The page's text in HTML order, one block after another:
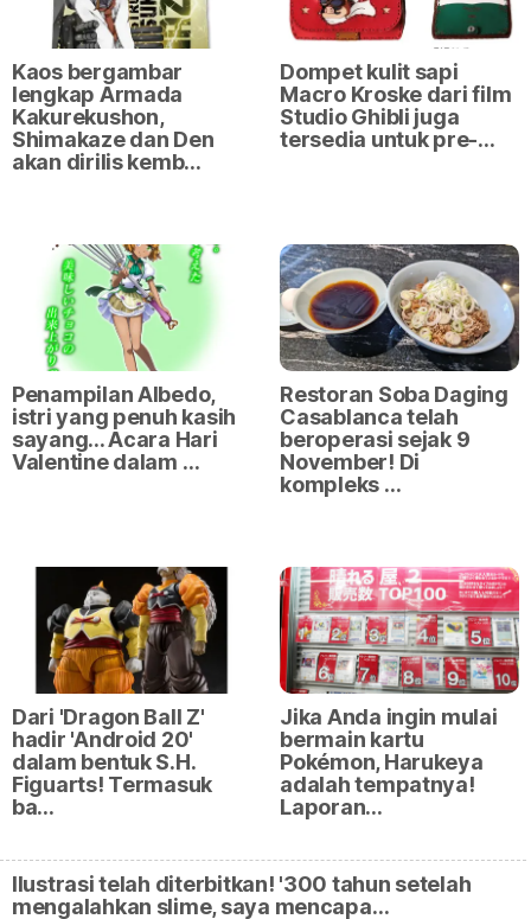
Kaos bergambar
lengkap Armada
Kakurekushon,
Shimakaze dan Den
akan dirilis kemb…
Dompet kulit sapi
Macro Kroske dari film
Studio Ghibli juga
tersedia untuk pre-…
Penampilan Albedo,
istri yang penuh kasih
sayang... Acara Hari
Valentine dalam …
Restoran Soba Daging
Casablanca telah
beroperasi sejak 9
November! Di
kompleks …
Dari 'Dragon Ball Z'
hadir 'Android 20'
dalam bentuk S.H.
Figuarts! Termasuk
ba…
Jika Anda ingin mulai
bermain kartu
Pokémon, Harukeya
adalah tempatnya!
Laporan…
Ilustrasi telah diterbitkan! '300 tahun setelah
mengalahkan slime, saya mencapa…